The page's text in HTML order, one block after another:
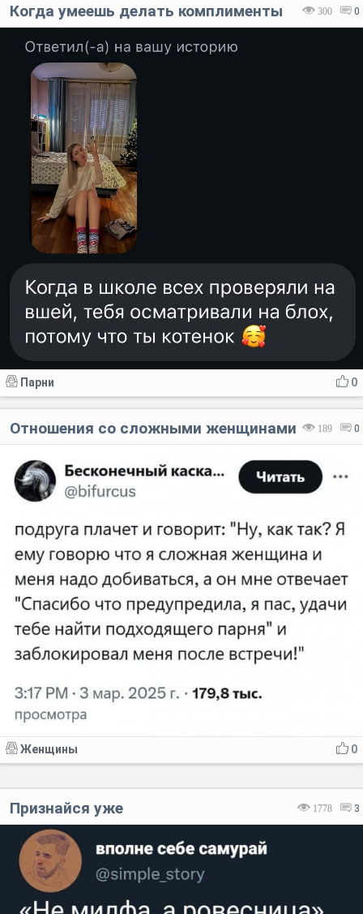
300 0
Когда умеешь делать комплименты
0
Парни
189 0
Отношения со сложными женщинами
0
Женщины
1778 3
Признайся уже